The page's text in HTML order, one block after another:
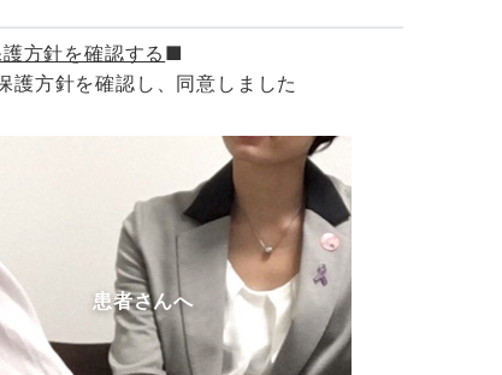
方針を確認する■
護方針を確認し、同意しました
患者さんへ